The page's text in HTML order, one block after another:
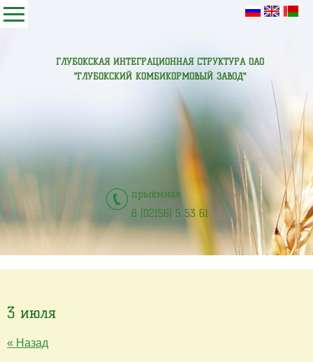
ГЛУБОКСКАЯ ИНТЕГРАЦИОННАЯ СТРУКТУРА ОАО
"ГЛУБОКСКИЙ КОМБИКОРМОВЫЙ ЗАВОД"
прыёмная
8 (02156) 5 53 61
3 июля
« Назад